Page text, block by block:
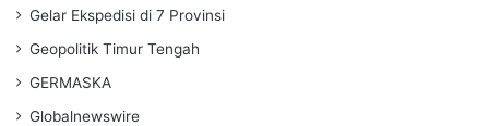
Gelar Ekspedisi di 7 Provinsi
Geopolitik Timur Tengah
GERMASKA
Globalnewswire